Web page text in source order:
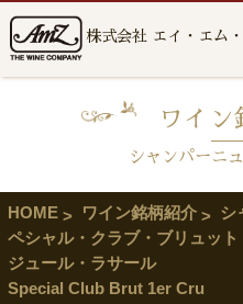
株式会社 エイ・エム
ワイン
シャンパーニ
HOME ワイン銘柄紹介 シ
ペシャル・クラブ・ブリュッ
ジュール・ラサール
Special Club Brut 1er Cru